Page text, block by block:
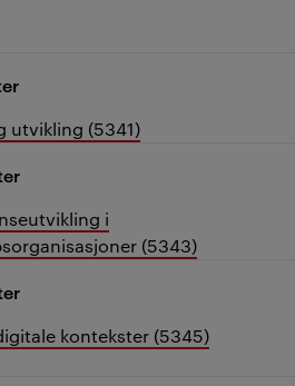
utvikling (5341)
i
(5343)
kontekster (5345)